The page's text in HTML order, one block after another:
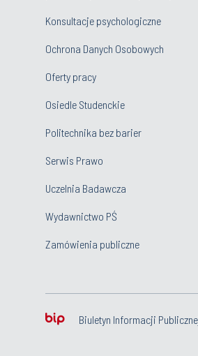
Konsultacje psychologiczne
Ochrona Danych Osobowych
Oferty pracy
Osiedle Studenckie
Politechnika bez barier
Serwis Prawo
Uczelnia Badawcza
Wydawnictwo PŚ
Zamówienia publiczne
Biuletyn Informacji